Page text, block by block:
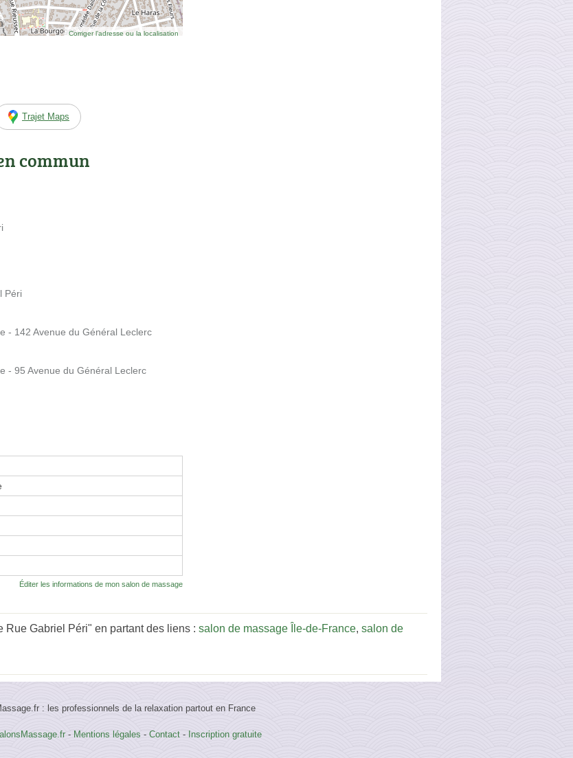
Corriger l’adresse ou la localisation
Trajet Maps
commun
Péri
- 142 Avenue du Général Leclerc
- 95 Avenue du Général Leclerc
Éditer les informations de mon salon de massage
Rue Gabriel Péri" en partant des liens : salon de massage Île-de-France, salon de
: les professionnels de la relaxation partout en France
- Mentions légales - Contact- Inscription gratuite